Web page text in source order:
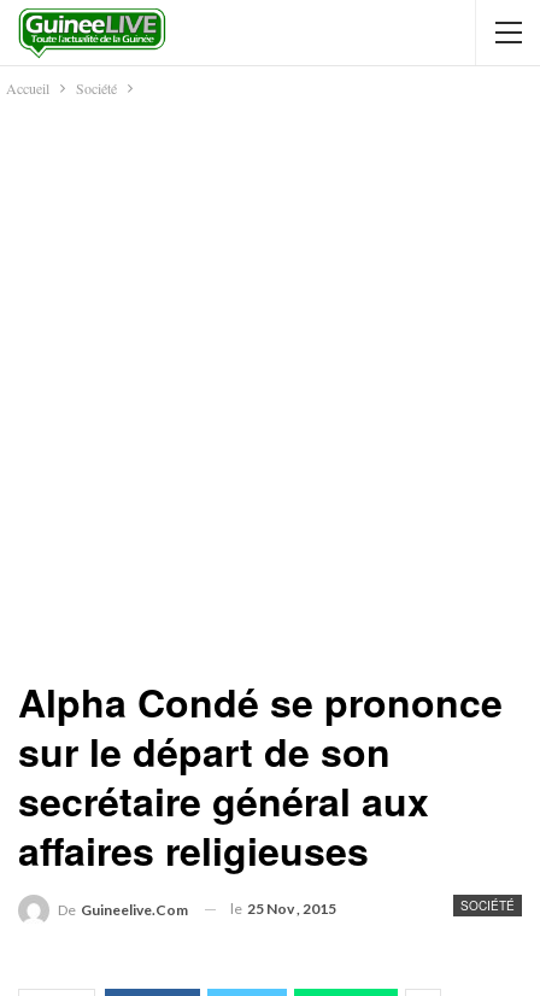
Accueil Société
Alpha Condé se prononce
sur le départ de son
secrétaire général aux
affaires religieuses
SOCIÉTÉ
De Guineelive.com le 25 Nov , 2015